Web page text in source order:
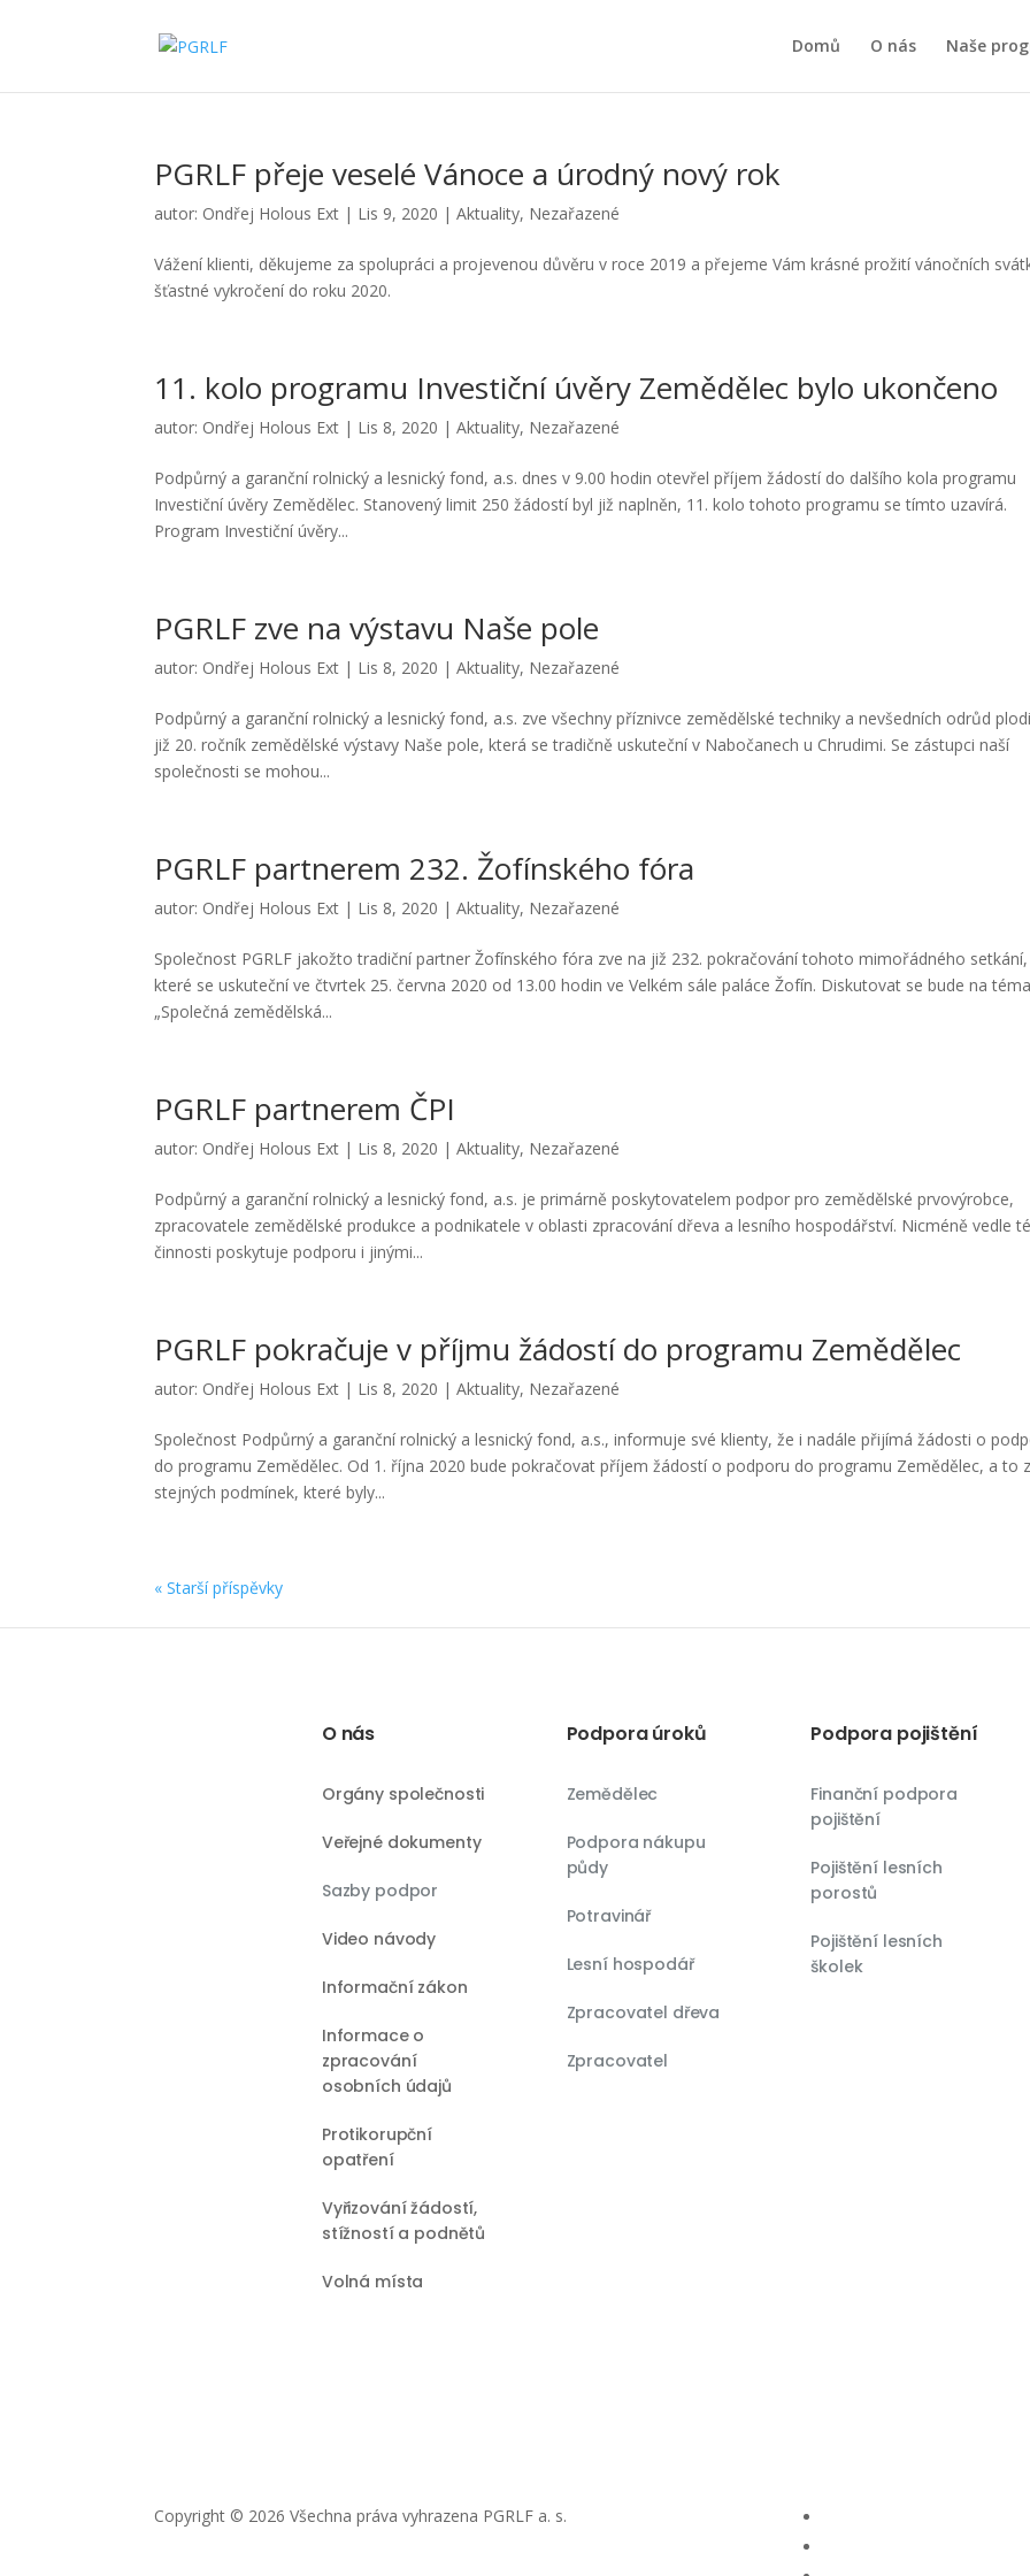
Domů O nás Naše
PGRLF přeje veselé Vánoce a úrodný nový rok
autor: Ondřej Holous Ext | Lis 9, 2020 |Aktuality, Nezařazené
Vážení klienti, děkujeme za spolupráci a projevenou důvěru v roce 2019 a přejeme Vám krásné prožití vánočních
šťastné vykročení do roku 2020.
11. kolo programu Investiční úvěry Zemědělec bylo ukončeno
autor: Ondřej Holous Ext | Lis 8, 2020 |Aktuality, Nezařazené
Podpůrný a garanční rolnický a lesnický fond, a.s. dnes v 9.00 hodin otevřel příjem žádostí do dalšího kola programu
Investiční úvěry Zemědělec. Stanovený limit 250 žádostí byl již naplněn, 11. kolo tohoto programu se tímto uzavírá.
Program Investiční úvěry...
PGRLF zve na výstavu Naše pole
autor: Ondřej Holous Ext | Lis 8, 2020 |Aktuality, Nezařazené
Podpůrný a garanční rolnický a lesnický fond, a.s. zve všechny příznivce zemědělské techniky a nevšedních odrůd
již 20. ročník zemědělské výstavy Naše pole, která se tradičně uskuteční v Nabočanech u Chrudimi. Se zástupci naší
společnosti se mohou...
PGRLF partnerem 232. Žofínského fóra
autor: Ondřej Holous Ext | Lis 8, 2020 |Aktuality, Nezařazené
Společnost PGRLF jakožto tradiční partner Žofínského fóra zve na již 232. pokračování tohoto mimořádného setkání,
které se uskuteční ve čtvrtek 25. června 2020 od 13.00 hodin ve Velkém sále paláce Žofín. Diskutovat se bude na téma
„Společná zemědělská...
PGRLF partnerem ČPI
autor: Ondřej Holous Ext | Lis 8, 2020 |Aktuality, Nezařazené
Podpůrný a garanční rolnický a lesnický fond, a.s. je primárně poskytovatelem podpor pro zemědělské prvovýrobce,
zpracovatele zemědělské produkce a podnikatele v oblasti zpracování dřeva a lesního hospodářství. Nicméně vedle
činnosti poskytuje podporu i jinými...
PGRLF pokračuje v příjmu žádostí do programu Zemědělec
autor: Ondřej Holous Ext | Lis 8, 2020 |Aktuality, Nezařazené
Společnost Podpůrný a garanční rolnický a lesnický fond, a.s., informuje své klienty, že i nadále přijímá žádosti o
do programu Zemědělec. Od 1. října 2020 bude pokračovat příjem žádostí o podporu do programu Zemědělec, a to
stejných podmínek, které byly...
« Starší příspěvky
O nás
Orgány společnosti
Veřejné dokumenty
Sazby podpor
Video návody
Informační zákon
Informace o
zpracování
osobních údajů
Protikorupční
opatření
Vyřizování žádostí,
stížností a podnětů
Volná místa
Podpora úroků
Zemědělec
Podpora nákupu
půdy
Potravinář
Lesní hospodář
Zpracovatel dřeva
Zpracovatel
Podpora pojištění
Finanční podpora
pojištění
Pojištění lesních
porostů
Pojištění lesních
školek
Copyright © 2026 Všechna práva vyhrazena PGRLF a. s.